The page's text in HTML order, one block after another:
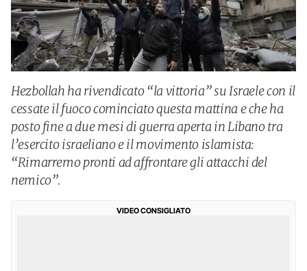
Hezbollah ha rivendicato “la vittoria” su Israele con il
cessate il fuoco cominciato questa mattina e che ha
posto fine a due mesi di guerra aperta in Libano tra
l’esercito israeliano e il movimento islamista:
“Rimarremo pronti ad affrontare gli attacchi del
nemico”.
VIDEO CONSIGLIATO